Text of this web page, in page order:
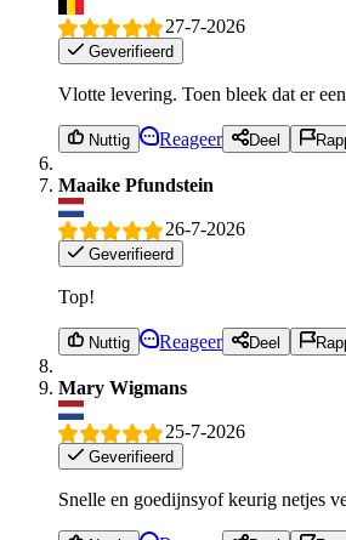
27-7-2026
Geverifieerd
Vlotte levering. Toen bleek dat er
Nuttig Reageer Deel
Maaike Pfundstein
26-7-2026
Geverifieerd
Top!
Nuttig Reageer Deel
Mary Wigmans
25-7-2026
Geverifieerd
Snelle en goedijnsyof keurig netjes